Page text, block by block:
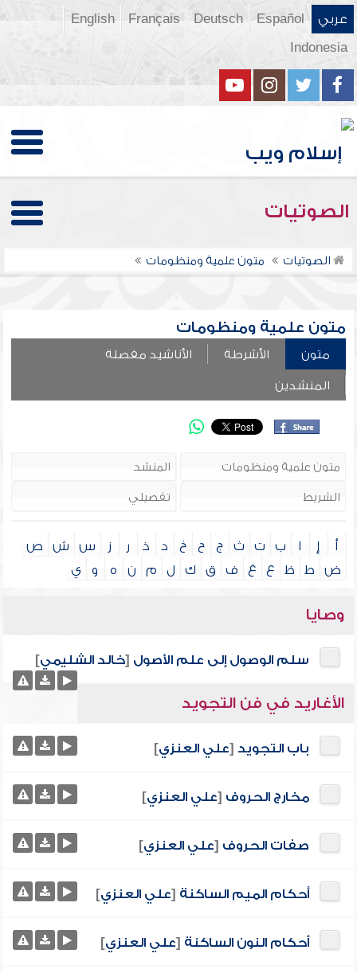
عربي Español
Deutsch
Français
English
Indonesia
الصوتيات
الصوتيات متون علمية ومنظومات
متون علمية ومنظومات
متون الأشرطة الأناشيد مفصلة
المنشدين
أ إ ا ب ت ث ج ح خ د ذ ر ز س ش
ص
ض
ط ظ ع غ ف ق ك ل م ن ه و ي
وصايا
سلم الوصول إلى علم الأصول [خالد الشليمي]
الأغاريد في فن التجويد
باب التجويد [علي العنزي]
مخارج الحروف [علي العنزي]
صفات الحروف [علي العنزي]
أحكام الميم الساكنة [علي العنزي]
أحكام النون الساكنة [علي العنزي]